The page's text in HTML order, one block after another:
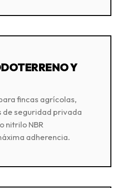
Y
fincas agrícolas,
de seguridad privada
nitrilo NBR
adherencia.